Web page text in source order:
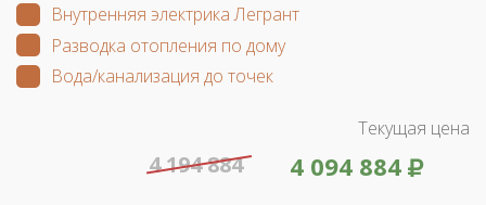
Внутренняя электрика Легрант
Разводка отопления по дому
Вода/канализация до точек
Текущая цена
4 094 884
4 194 884